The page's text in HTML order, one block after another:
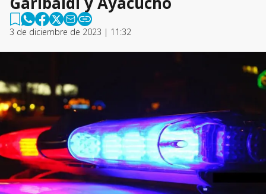
3 de diciembre de 2023 | 11:32